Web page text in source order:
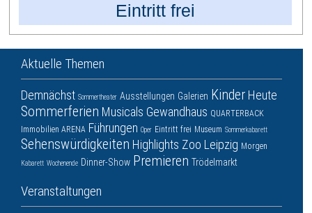
Eintritt frei
Aktuelle Themen
Demnächst Sommertheater Ausstellungen Galerien Kinder Heute
Sommerferien Musicals Gewandhaus QUARTERBACK
Immobilien ARENA Führungen Oper Eintritt frei Museum Sommerkabarett
Sehenswürdigkeiten Highlights Zoo Leipzig Morgen
Kabarett Wochenende Dinner-Show Premieren Trödelmarkt
Veranstaltungen